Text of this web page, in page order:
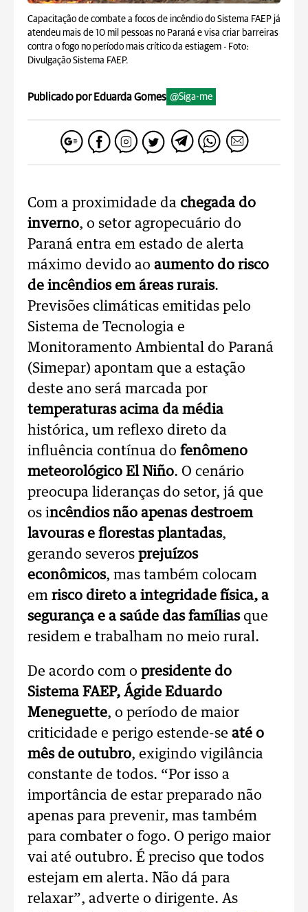
Capacitação de combate a focos de incêndio do Sistema FAEP já
atendeu mais de 10 mil pessoas no Paraná e visa criar barreiras
contra o fogo no período mais crítico da estiagem - Foto:
Divulgação Sistema FAEP.
Publicado por Eduarda Gomes @Siga-me
Com a proximidade da chegada do
inverno, o setor agropecuário do
Paraná entra em estado de alerta
máximo devido ao aumento do risco
de incêndios em áreas rurais.
Previsões climáticas emitidas pelo
Sistema de Tecnologia e
Monitoramento Ambiental do Paraná
(Simepar) apontam que a estação
deste ano será marcada por
temperaturas acima da média
histórica, um reflexo direto da
influência contínua do fenômeno
meteorológico El Niño. O cenário
preocupa lideranças do setor, já que
os incêndios não apenas destroem
lavouras e florestas plantadas,
gerando severos prejuízos
econômicos, mas também colocam
em risco direto a integridade física, a
segurança e a saúde das famílias que
residem e trabalham no meio rural.
De acordo com o presidente do
Sistema FAEP, Ágide Eduardo
Meneguette, o período de maior
criticidade e perigo estende-se até o
mês de outubro, exigindo vigilância
constante de todos. “Por isso a
importância de estar preparado não
apenas para prevenir, mas também
para combater o fogo. O perigo maior
vai até outubro. É preciso que todos
estejam em alerta. Não dá para
relaxar”, adverte o dirigente. As